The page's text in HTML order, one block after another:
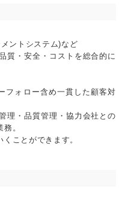
ントシステム)など
質・安全・コストを総合的に
フォロー含め一貫した顧客対
理・品質管理・協力会社との
。
ことができます。